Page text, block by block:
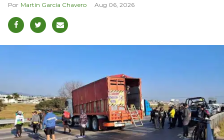
Martín García Chavero Aug 06, 2026